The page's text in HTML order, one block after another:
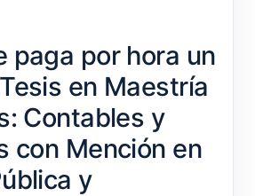
paga por hora un
en Maestría
Contables y
con Mención en
y